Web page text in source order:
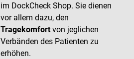
im DockCheck Shop. Sie dienen
vor allem dazu, den
Tragekomfort von jeglichen
Verbänden des Patienten zu
erhöhen.